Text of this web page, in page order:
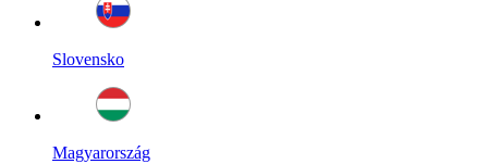
Slovensko
Magyarország